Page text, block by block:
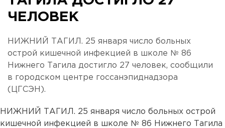
ЧЕЛОВЕК
НИЖНИЙ ТАГИЛ. 25 января число больных
острой кишечной инфекцией в школе № 86
Нижнего Тагила достигло 27 человек, сообщили
в городском центре госсанэпиднадзора
(ЦГСЭН).
НИЖНИЙ ТАГИЛ. 25 января число больных острой
кишечной инфекцией в школе № 86 Нижнего Тагила